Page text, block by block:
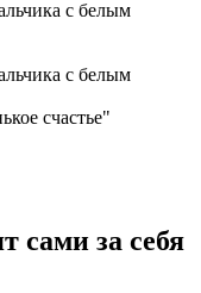
счастье"
сами за себя